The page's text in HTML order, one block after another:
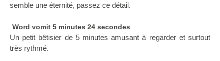
semble une éternité, passez ce détail.
Word vomit 5 minutes 24 secondes
Un petit bêtisier de 5 minutes amusant à regarder et surtout
très rythmé.